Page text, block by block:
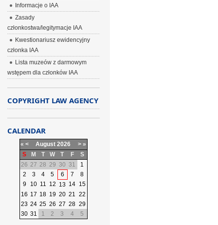
Informacje o IAA
Zasady
członkostwa/legitymacje IAA
Kwestionariusz ewidencyjny
członka IAA
Lista muzeów z darmowym
wstępem dla członków IAA
COPYRIGHT LAW AGENCY
CALENDAR
« < August 2026 > »
S
M T W T F
S
26 27 28 29 30 31
1
2
3 4 5 6 7
8
9
10 11 12 13 14 15
16 17 18 19 20 21 22
23 24 25 26 27 28 29
30 31 1 2 3 4 5